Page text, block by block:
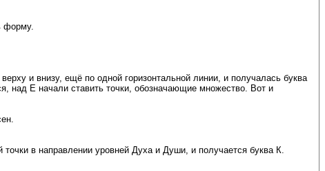
форму.
и внизу, ещё по одной горизонтальной линии, и получалась буква
над Е начали ставить точки, обозначающие множество. Вот и
в направлении уровней Духа и Души, и получается буква К.